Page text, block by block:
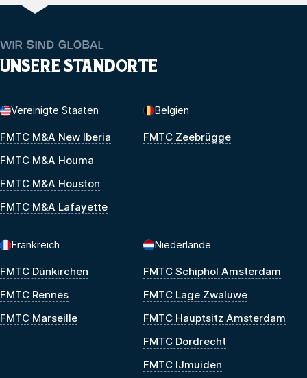
WIR SIND GLOBAL
UNSERE STANDORTE
Vereinigte Staaten
FMTC M&A New Iberia
FMTC M&A Houma
FMTC M&A Houston
FMTC M&A Lafayette
Belgien
FMTC Zeebrügge
Frankreich
FMTC Dünkirchen
FMTC Rennes
FMTC Marseille
Niederlande
FMTC Schiphol Amsterdam
FMTC Lage Zwaluwe
FMTC Hauptsitz Amsterdam
FMTC Dordrecht
FMTC IJmuiden